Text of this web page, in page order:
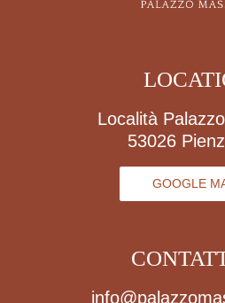
Località
53026
GOOGLE